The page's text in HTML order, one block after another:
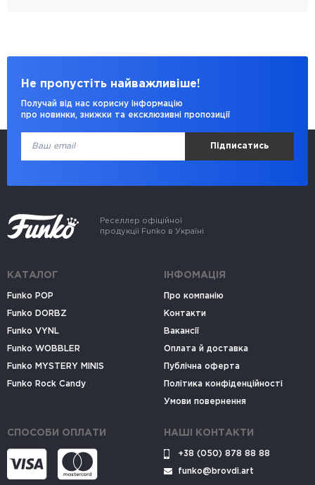
Не пропустіть найважливіше!
Получай від нас корисну інформацію
про новинки, знижки та ексклюзивні пропозиції
Підписатись
Реселлер офіційної
продукції Funko в Україні
КАТАЛОГ
Funko POP
Funko DORBZ
Funko VYNL
Funko WOBBLER
Funko MYSTERY MINIS
Funko Rock Candy
ІНФОМАЦІЯ
Про компанію
Контакти
Вакансії
Оплата й доставка
Публічна оферта
Політика конфіденційності
Умови повернення
СПОСОБИ ОПЛАТИ НАШІ КОНТАКТИ
+38 (050) 878 88 88
funko@brovdi.art